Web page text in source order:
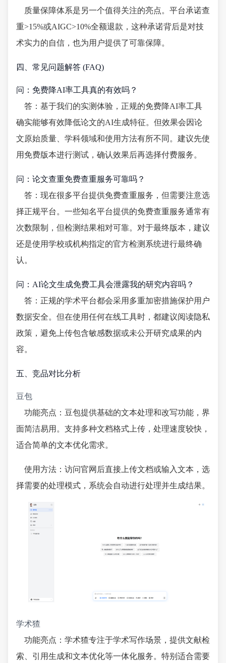
质量保障体系是另一个值得关注的亮点。平台承诺查
重>15%或AIGC>10%全额退款，这种承诺背后是对技
术实力的自信，也为用户提供了可靠保障。
四、常见问题解答 (FAQ)
问：免费降AI率工具真的有效吗？
答：基于我们的实测体验，正规的免费降AI率工具
确实能够有效降低论文的AI生成特征。但效果会因论
文原始质量、学科领域和使用方法有所不同。建议先使
用免费版本进行测试，确认效果后再选择付费服务。
问：论文查重免费查重服务可靠吗？
答：现在很多平台提供免费查重服务，但需要注意选
择正规平台。一些知名平台提供的免费查重服务通常有
次数限制，但检测结果相对可靠。对于最终版本，建议
还是使用学校或机构指定的官方检测系统进行最终确
认。
问：AI论文生成免费工具会泄露我的研究内容吗？
答：正规的学术平台都会采用多重加密措施保护用户
数据安全。但在使用任何在线工具时，都建议阅读隐私
政策，避免上传包含敏感数据或未公开研究成果的内
容。
五、竞品对比分析
豆包
功能亮点：豆包提供基础的文本处理和改写功能，界
面简洁易用。支持多种文档格式上传，处理速度较快，
适合简单的文本优化需求。
使用方法：访问官网后直接上传文档或输入文本，选
择需要的处理模式，系统会自动进行处理并生成结果。
学术猹
功能亮点：学术猹专注于学术写作场景，提供文献检
索、引用生成和文本优化等一体化服务。特别适合需要